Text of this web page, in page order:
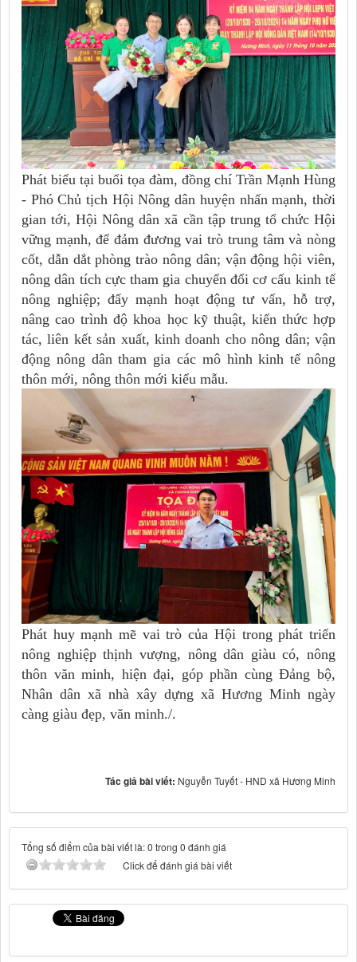
Phát biểu tại buổi tọa đàm, đồng chí Trần Mạnh Hùng
- Phó Chủ tịch Hội Nông dân huyện nhấn mạnh, thời
gian tới, Hội Nông dân xã cần tập trung tổ chức Hội
vững mạnh, để đảm đương vai trò trung tâm và nòng
cốt, dẫn dắt phòng trào nông dân; vận động hội viên,
nông dân tích cực tham gia chuyển đổi cơ cấu kinh tế
nông nghiệp; đẩy mạnh hoạt động tư vấn, hỗ trợ,
nâng cao trình độ khoa học kỹ thuật, kiến thức hợp
tác, liên kết sản xuất, kinh doanh cho nông dân; vận
động nông dân tham gia các mô hình kinh tế nông
thôn mới, nông thôn mới kiểu mẫu.
Phát huy mạnh mẽ vai trò của Hội trong phát triển
nông nghiệp thịnh vượng, nông dân giàu có, nông
thôn văn minh, hiện đại, góp phần cùng Đảng bộ,
Nhân dân xã nhà xây dựng xã Hương Minh ngày
càng giàu đẹp, văn minh./.
Tác giả bài viết: Nguyễn Tuyết - HND xã Hương Minh
Tổng số điểm của bài viết là: 0 trong 0 đánh giá
Click để đánh giá bài viết